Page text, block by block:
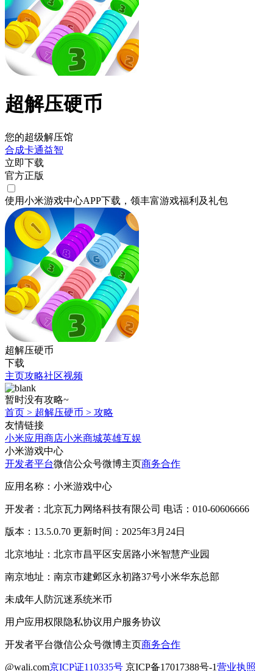
超解压硬币
您的超级解压馆
合成卡通益智
立即下载
官方正版
使用小米游戏中心APP下载 ，领丰富游戏福利 及礼包
超解压硬币
下载
主页攻略社区视频
暂时没有攻略~
首页 > 超解压硬币 > 攻略
友情链接
小米应用商店小米商城英雄互娱
小米游戏中心
开发者平台微信公众号微博主页商务合作
应用名称：小米游戏中心
开发者：北京瓦力网络科技有限公司 电话：010-60606666
版本：13.5.0.70 更新时间：2025年3月24日
北京地址：北京市昌平区安居路小米智慧产业园
南京地址：南京市建邺区永初路37号小米华东总部
未成年人防沉迷系统米币
用户应用权限隐私协议用户服务协议
开发者平台微信公众号微博主页商务合作
@wali.com京ICP证110335号 京ICP备17017388号-1营业执照